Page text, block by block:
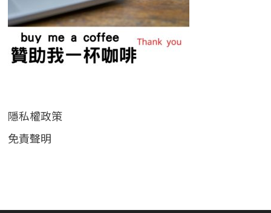
隱私權政策
免責聲明